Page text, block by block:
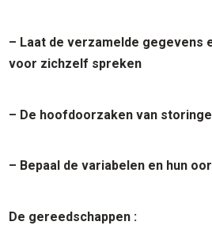
– Laat de verzamelde gegevens
voor zichzelf spreken
– De hoofdoorzaken van
– Bepaal de variabelen en hun
De gereedschappen :